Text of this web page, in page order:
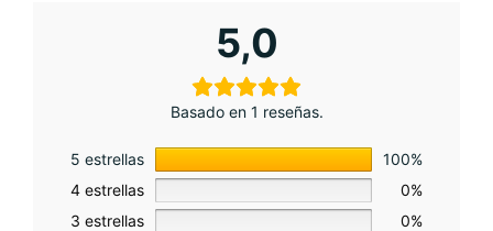
5,0
Basado en 1 reseñas.
5 estrellas
100%
4 estrellas
0%
3 estrellas
0%